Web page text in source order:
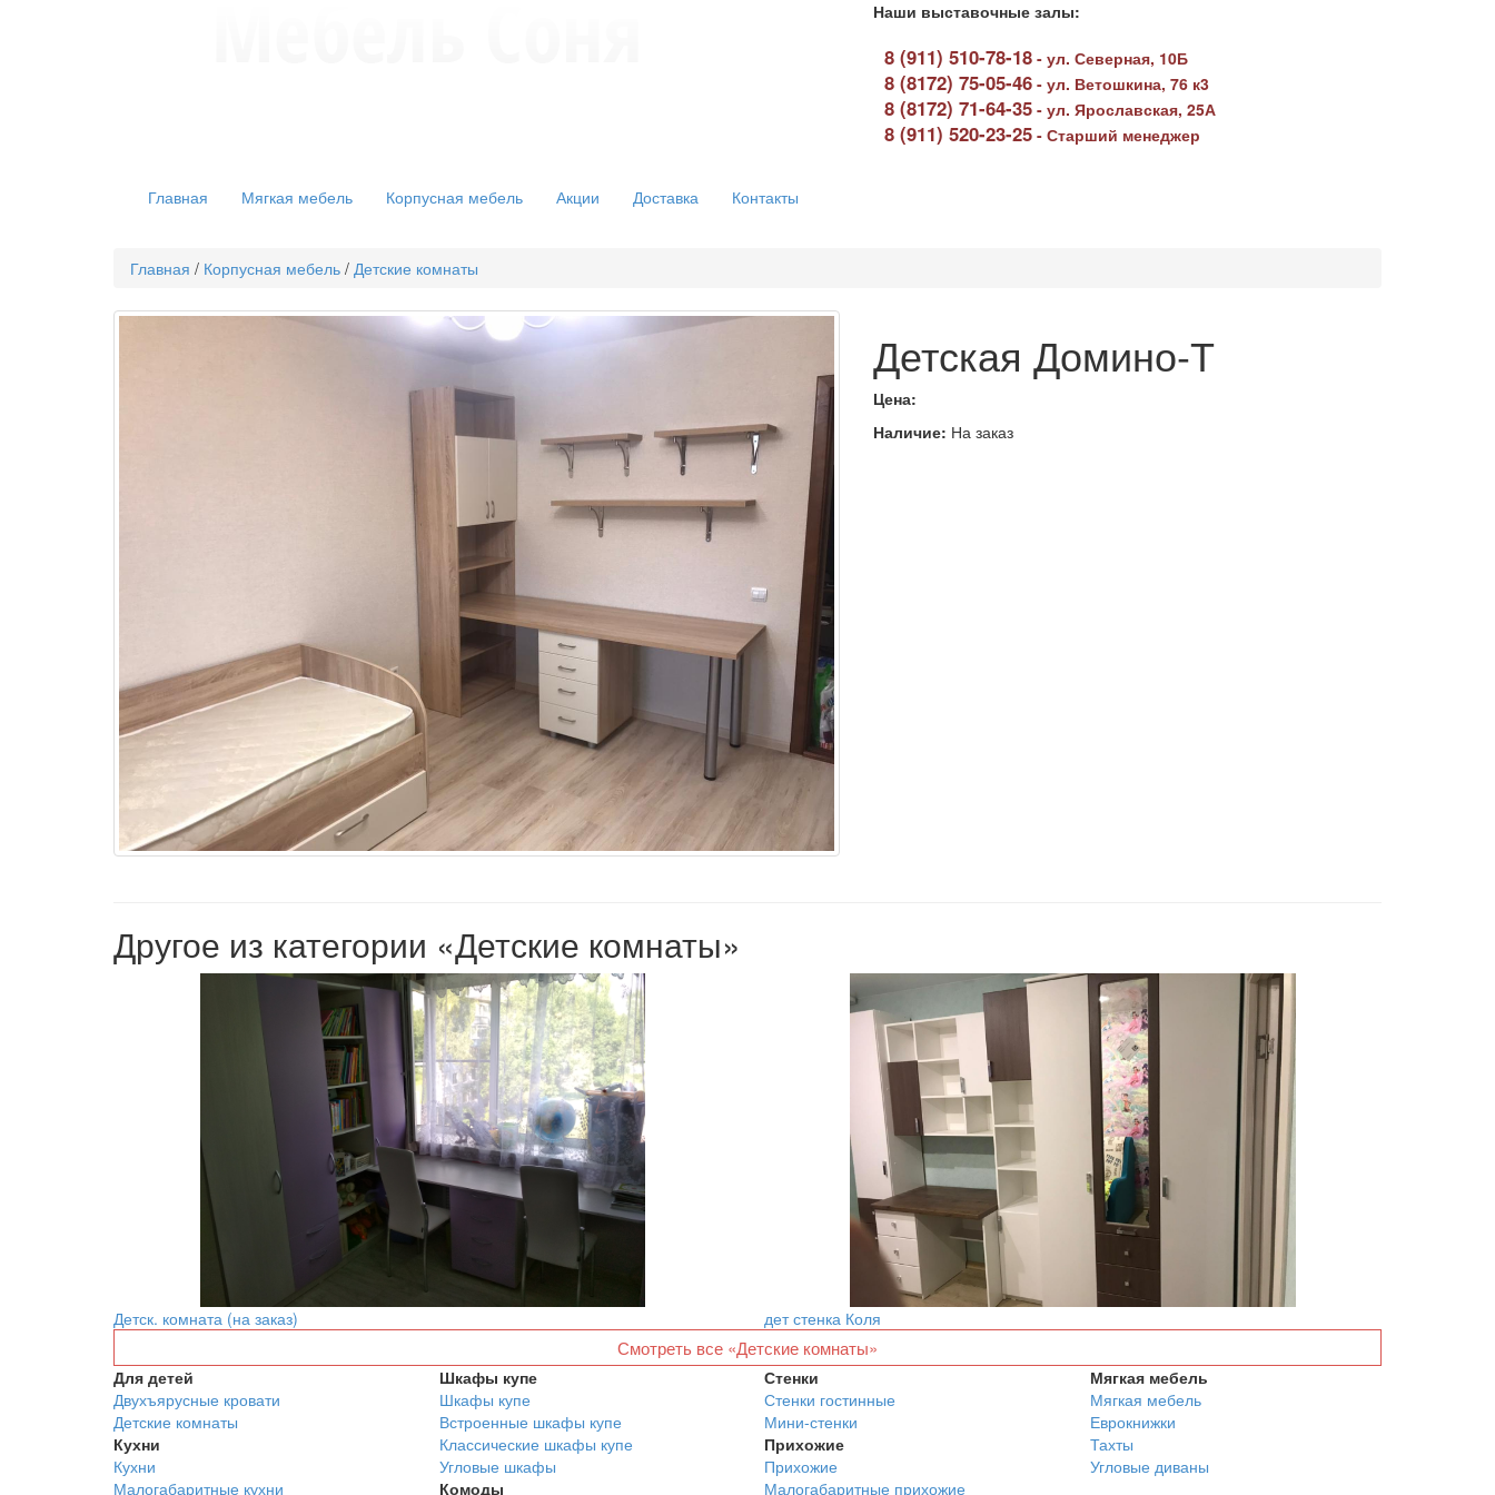
Наши выставочные залы:
8 (911) 510-78-18- ул. Северная, 10Б
8 (8172) 75-05-46- ул. Ветошкина, 76 к3
8 (8172) 71-64-35- ул. Ярославская, 25А
8 (911) 520-23-25- Старший менеджер
Главная Мягкая мебель Корпусная мебель Акции Доставка Контакты
Главная / Корпусная мебель / Детские комнаты
Детская Домино-Т
Цена:
Наличие: На заказ
Другое из категории «Детские комнаты»
Детск. комната (на заказ) дет стенка Коля
Смотреть все «Детские комнаты»
Для детей
Двухъярусные кровати
Детские комнаты
Кухни
Кухни
Малогабаритные кухни
Шкафы купе
Шкафы купе
Встроенные шкафы купе
Классические шкафы купе
Угловые шкафы
Комоды
Стенки
Стенки гостинные
Мини-стенки
Прихожие
Прихожие
Малогабаритные прихожие
Мягкая мебель
Мягкая мебель
Еврокнижки
Тахты
Угловые диваны